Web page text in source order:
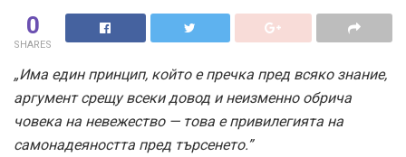
0
SHARES
„Има един принцип, който е пречка пред всяко знание,
аргумент срещу всеки довод и неизменно обрича
човека на невежество — това е привилегията на
самонадеяността пред търсенето.”